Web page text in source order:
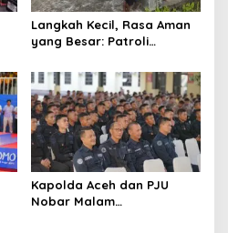
Langkah Kecil, Rasa Aman
yang Besar: Patroli
Cartenz Hangatkan
Kenyam
Kapolda Aceh dan PJU
Nobar Malam